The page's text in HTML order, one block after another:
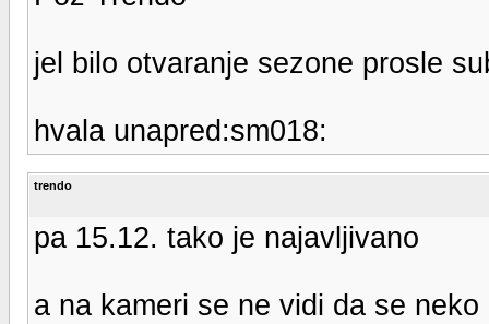
jel bilo otvaranje sezone prosle
hvala unapred:sm018:
trendo
pa 15.12. tako je najavljivano
a na kameri se ne vidi da se neko